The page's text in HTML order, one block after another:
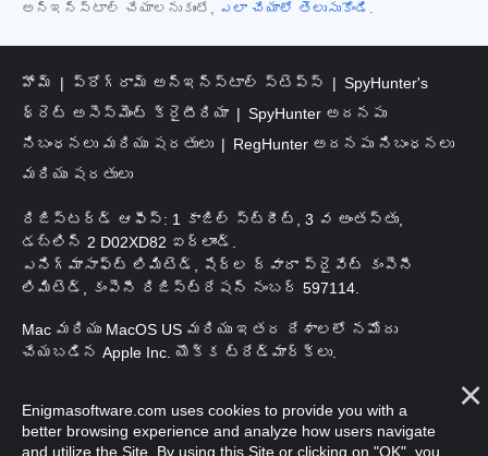
అన్‌ఇన్‌స్టాల్ చేయాలనుకుంటే, ఎలా చేయాలో తెలుసుకోండి .
హోమ్ ప్రోగ్రామ్ అన్‌ఇన్‌స్టాల్ స్టెప్స్
SpyHunter's
థ్రెట్ అసెస్‌మెంట్ క్రైటీరియా
SpyHunter అదనపు
నిబంధనలు మరియు షరతులు
RegHunter అదనపు నిబంధనలు
మరియు షరతులు
రిజిస్టర్డ్ ఆఫీస్: 1 కాజిల్ స్ట్రీట్, 3 వ అంతస్తు,
డబ్లిన్ 2 D02XD82 ఐర్లాండ్.
ఎనిగ్మాసాఫ్ట్ లిమిటెడ్, షేర్ల ద్వారా ప్రైవేట్ కంపెనీ
లిమిటెడ్, కంపెనీ రిజిస్ట్రేషన్ నంబర్ 597114.
Mac మరియు MacOS US మరియు ఇతర దేశాలలో నమోదు
చేయబడిన Apple Inc. యొక్క ట్రేడ్‌మార్క్‌లు.
. ఎనిగ్మాసాఫ్ట్ లిమిటెడ్. అన్ని హక్కులూ
ప్రత్యేకించుకోవడమైనది.
Enigmasoftware.com uses cookies to provide you with a
better browsing experience and analyze how users navigate
and utilize the Site. By using this Site or clicking on "OK", you